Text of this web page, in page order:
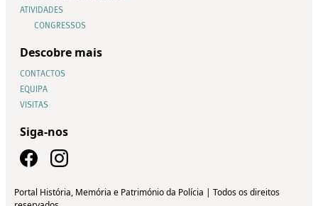
ATIVIDADES
CONGRESSOS
Descobre mais
CONTACTOS
EQUIPA
VISITAS
Siga-nos
Portal História, Memória e Património da Polícia | Todos os direitos